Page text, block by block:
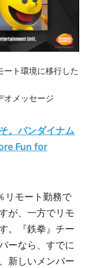
ート環境に移行した
オメッセージ
。バンダイナム
Fun for
リモート勤務で
が、一方でリモ
。『鉄拳』チー
ーなら、すでに
新しいメンバー